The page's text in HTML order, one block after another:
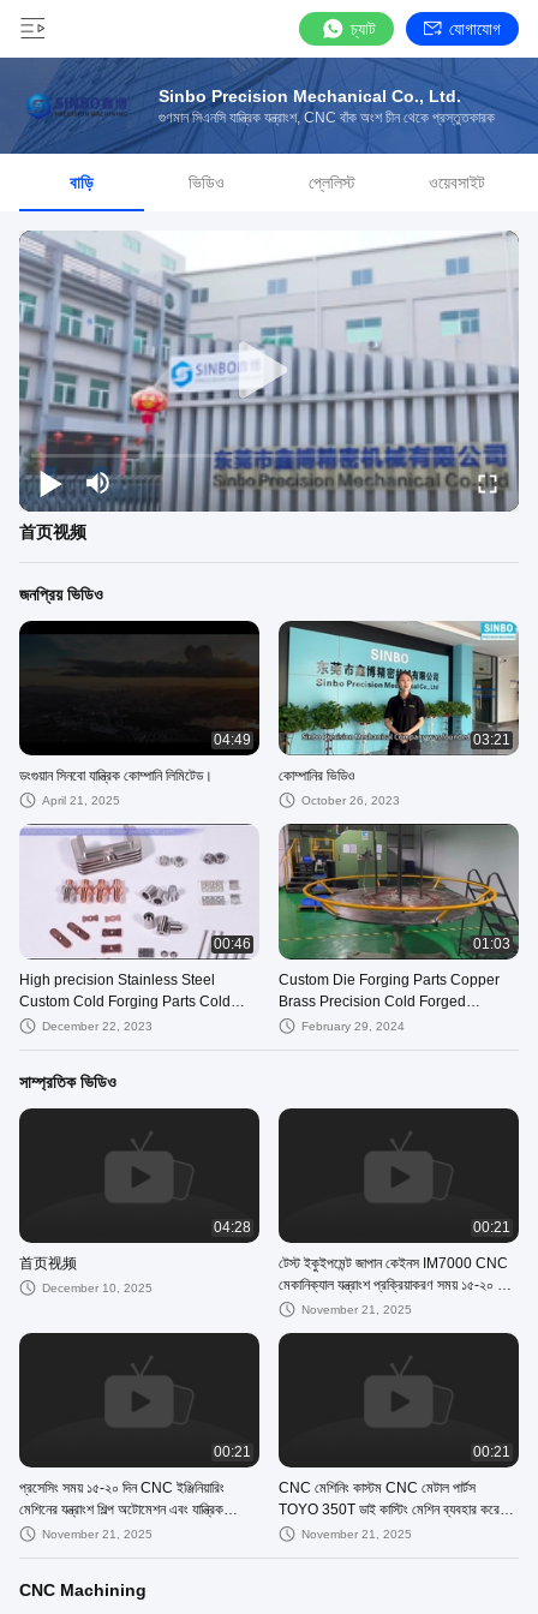
চ্যাট যোগাযোগ
Sinbo Precision Mechanical Co., Ltd.
গুণমান সিএনসি যান্ত্রিক যন্ত্রাংশ, CNC বাঁক অংশ চীন থেকে প্রস্তুতকারক
বাড়ি ভিডিও প্লেলিস্ট ওয়েবসাইট
首页视频
জনপ্রিয় ভিডিও
04:49
ডংগুয়ান সিনবো যান্ত্রিক কোম্পানি লিমিটেড।
April 21, 2025
03:21
কোম্পানির ভিডিও
October 26, 2023
00:46
High precision Stainless Steel
Custom Cold Forging Parts Cold
heading components
December 22, 2023
01:03
Custom Die Forging Parts Copper
Brass Precision Cold Forged
Components
February 29, 2024
সাম্প্রতিক ভিডিও
04:28
首页视频
December 10, 2025
00:21
টেস্ট ইকুইপমেন্ট জাপান কেইনস IM7000 CNC
মেকানিক্যাল যন্ত্রাংশ প্রক্রিয়াকরণ সময় ১৫-২০ দিন,
যন্ত্রাংশের উপর নির্ভর করে। নির্ভুল CNC উপাদান
November 21, 2025
00:21
প্রসেসিং সময় ১৫-২০ দিন CNC ইঞ্জিনিয়ারিং
মেশিনের যন্ত্রাংশ শিল্প অটোমেশন এবং যান্ত্রিক
সিস্টেমের জন্য কাস্টম উপাদান
November 21, 2025
00:21
CNC মেশিনিং কাস্টম CNC মেটাল পার্টস
TOYO 350T ডাই কাস্টিং মেশিন ব্যবহার করে
তৈরি করা হয়েছে নির্ভুলভাবে তৈরি করা মেটাল উপাদান
November 21, 2025
CNC Machining